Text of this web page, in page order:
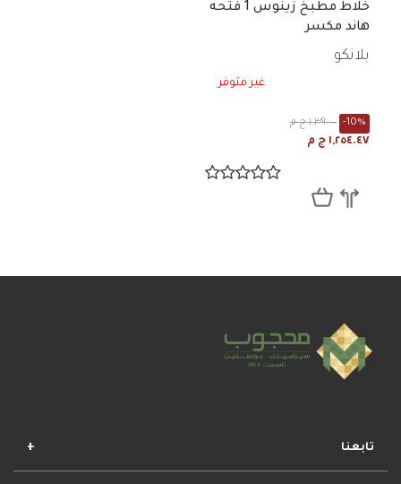
خلاط مطبخ زينوس 1 فتحه
هاند مكسر
بلانكو
غير متوفر
١,٣٩٠.٠٠ ج م -10%
١,٢٥٤.٤٧ ج م
تابعنا